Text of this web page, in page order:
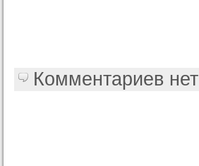
Комментариев нет